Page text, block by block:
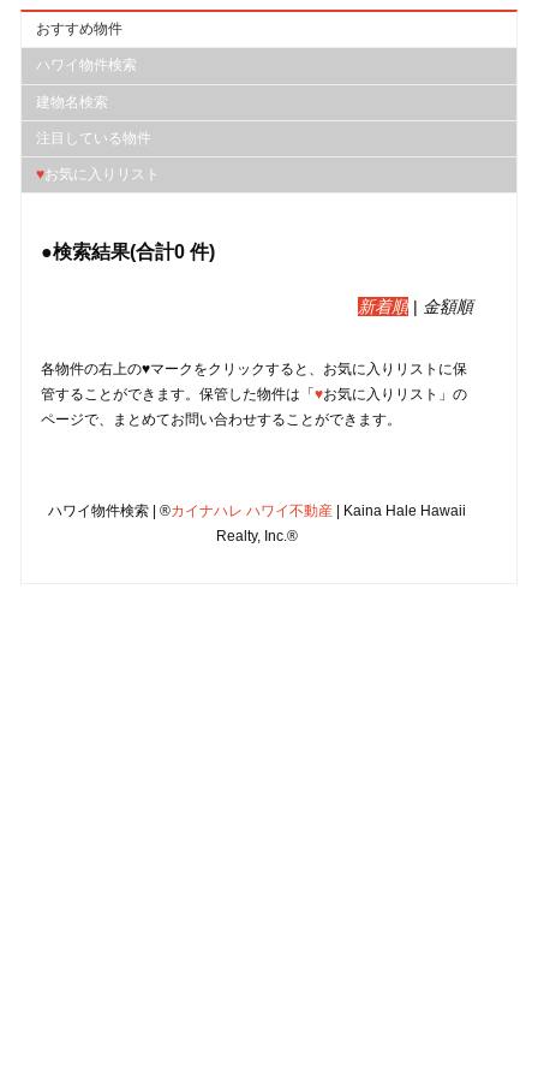
おすすめ物件
ハワイ物件検索
建物名検索
注目している物件
♥お気に入りリスト
●検索結果(合計0 件)
新着順| 金額順
各物件の右上の♥マークをクリックすると、︎お気に入りリストに保
管することができます。保管した物件は「♥お気に入りリスト」の
ページで、まとめてお問い合わせすることができます。
ハワイ物件検索 | ®カイナハレ ハワイ不動産 | Kaina Hale Hawaii
Realty, Inc.®